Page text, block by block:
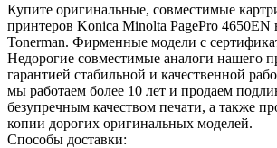
Купите оригинальные, совместимые
принтеров Konica Minolta PagePro 4650EN
Tonerman. Фирменные модели с
Недорогие совместимые аналоги нашего
гарантией стабильной и качественной
мы работаем более 10 лет и продаем
безупречным качеством печати, а также
копии дорогих оригинальных моделей.
Способы доставки: